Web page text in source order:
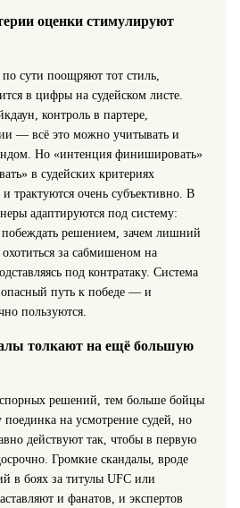
оценки стимулируют
сути поощряют тот стиль,
в цифры на судейском листе.
контроль в партере,
— всё это можно учитывать и
Но «интенция финишировать»
в судейских критериях
трактуются очень субъективно. В
адаптируются под систему:
решением, зачем лишний
за сабмишеном на
под контратаку. Система
путь к победе — и
пользуются.
толкают на ещё большую
решений, тем больше бойцы
поединка на усмотрение судей, но
действуют так, чтобы в первую
Громкие скандалы, вроде
в боях за титулы UFC или
и фанатов, и экспертов